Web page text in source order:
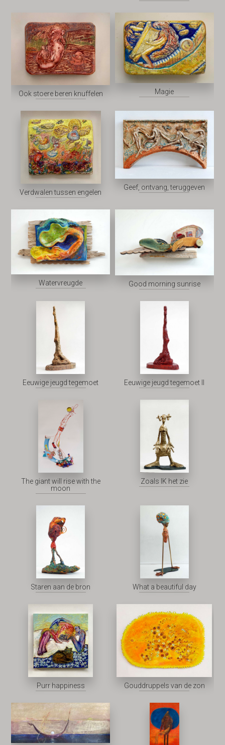
Ook stoere beren knuffelen Magie
Verdwalen tussen engelen
Geef, ontvang, teruggeven
Watervreugde Good morning sunrise
Eeuwige jeugd tegemoet Eeuwige jeugd tegemoet II
The giant will rise with the
moon
Zoals IK het zie
Staren aan de bron What a beautiful day
Purr happiness Gouddruppels van de zon